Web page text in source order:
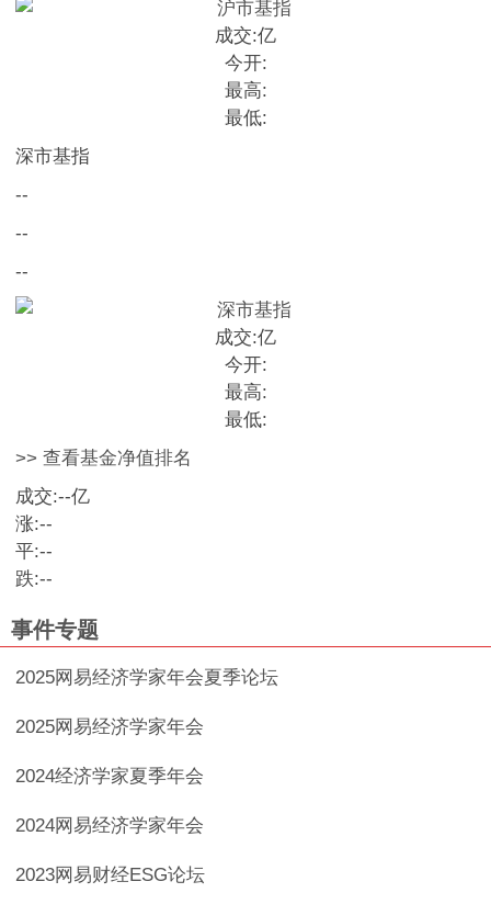
成交:亿
今开:
最高:
最低:
深市基指
--
--
--
成交:亿
今开:
最高:
最低:
>> 查看基金净值排名
成交:--亿
涨:--
平:--
跌:--
事件专题
2025网易经济学家年会夏季论坛
2025网易经济学家年会
2024经济学家夏季年会
2024网易经济学家年会
2023网易财经ESG论坛